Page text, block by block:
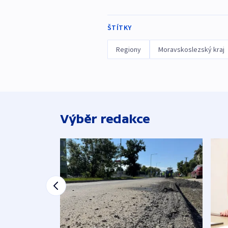
ŠTÍTKY
Regiony Moravskoslezský kraj
Výběr redakce